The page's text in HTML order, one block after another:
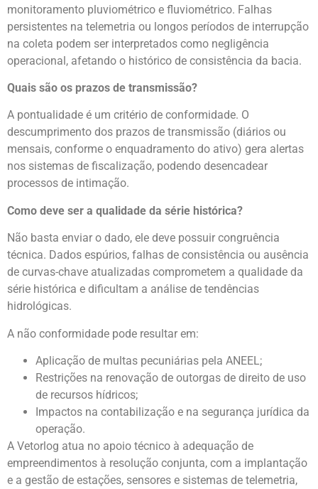
monitoramento pluviométrico e fluviométrico. Falhas
persistentes na telemetria ou longos períodos de interrupção
na coleta podem ser interpretados como negligência
operacional, afetando o histórico de consistência da bacia.
Quais são os prazos de transmissão?
A pontualidade é um critério de conformidade. O
descumprimento dos prazos de transmissão (diários ou
mensais, conforme o enquadramento do ativo) gera alertas
nos sistemas de fiscalização, podendo desencadear
processos de intimação.
Como deve ser a qualidade da série histórica?
Não basta enviar o dado, ele deve possuir congruência
técnica. Dados espúrios, falhas de consistência ou ausência
de curvas-chave atualizadas comprometem a qualidade da
série histórica e dificultam a análise de tendências
hidrológicas.
A não conformidade pode resultar em:
Aplicação de multas pecuniárias pela ANEEL;
Restrições na renovação de outorgas de direito de uso
de recursos hídricos;
Impactos na contabilização e na segurança jurídica da
operação.
A Vetorlog atua no apoio técnico à adequação de
empreendimentos à resolução conjunta, com a implantação
e a gestão de estações, sensores e sistemas de telemetria,